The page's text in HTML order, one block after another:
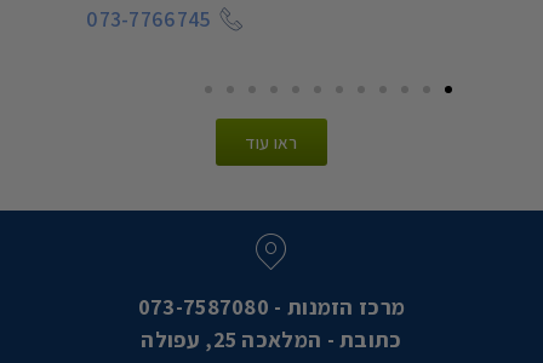
073-7766745
ראו עוד
מרכז הזמנות - 073-7587080
כתובת - המלאכה 25, עפולה